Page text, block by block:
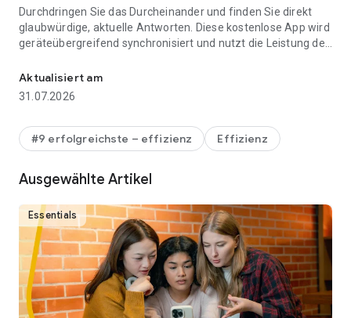
Durchdringen Sie das Durcheinander und finden Sie direkt
glaubwürdige, aktuelle Antworten. Diese kostenlose App wird
geräteübergreifend synchronisiert und nutzt die Leistung der
Funktionen:
für tiefere Erkundung.
um ein tieferes Verständnis zu erlangen.
- Assistent: Senden Sie E-Mails, planen Sie Termine, buchen
Sie Reservierungen und vieles mehr.
- Sprache: Sofortige, aktuelle Antworten, egal ob Sie sie
tippen oder sagen.
- Eingebautes Vertrauen: Zitierte Quellen für jede Antwort.
Aktualisiert am
31.07.2026
#9 erfolgreichste – effizienz Effizienz
Ausgewählte Artikel
Essentials